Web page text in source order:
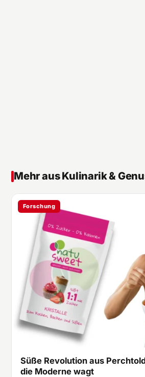
Mehr aus Kulinarik &
Forschung
Süße Revolution aus
die Moderne wagt